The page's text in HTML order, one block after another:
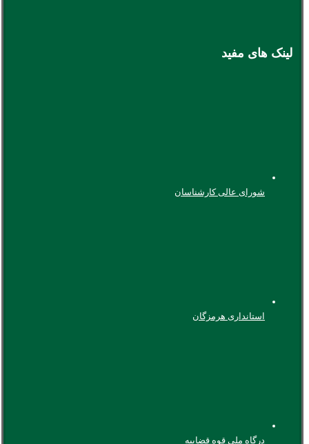
لینک های مفید
شورای عالی کارشناسان
استانداری هرمزگان
درگاه ملی قوه قضاییه